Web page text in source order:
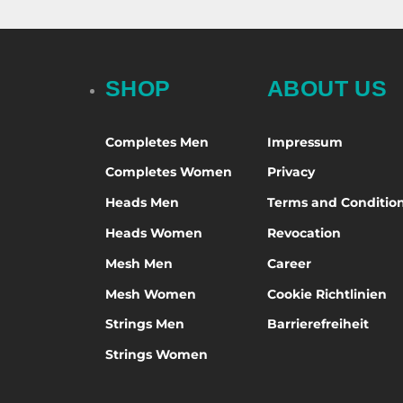
SHOP
Completes Men
Completes Women
Heads Men
Heads Women
Mesh Men
Mesh Women
Strings Men
Strings Women
ABOUT US
Impressum
Privacy
Terms and
Revocation
Career
Cookie Richtlinien
Barrierefreiheit